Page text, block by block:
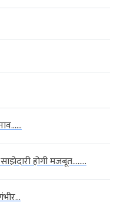
होगी मजबूत….....